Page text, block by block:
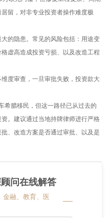
留，对非专业投资者操作难度极
的隐患。常见的风险包括：用途变
虚高造成投资亏损、以及改造工程
度审查，一旦审批失败，投资款大
希腊移民，但这一路径已从过去的
。建议通过当地持牌律师进行严格
、改造方案是否通过审批、以及是
问在线解答
金融、教育、医